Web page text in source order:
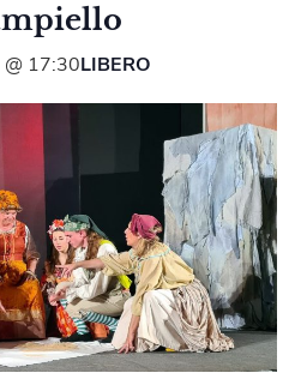
17:30LIBERO